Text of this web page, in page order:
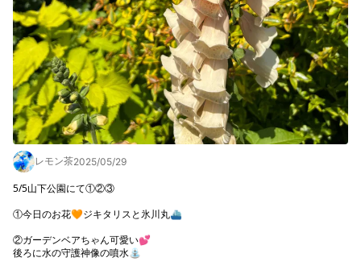
レモン茶2025/05/29
5/5山下公園にて①②③
①今日のお花🧡ジキタリスと氷川丸⛴️
②ガーデンベアちゃん可愛い💕
後ろに水の守護神像の噴水⛲️